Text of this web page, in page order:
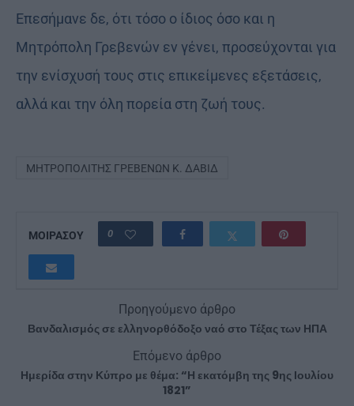
Επεσήμανε δε, ότι τόσο ο ίδιος όσο και η
Μητρόπολη Γρεβενών εν γένει, προσεύχονται για
την ενίσχυσή τους στις επικείμενες εξετάσεις,
αλλά και την όλη πορεία στη ζωή τους.
ΜΗΤΡΟΠΟΛΊΤΗΣ ΓΡΕΒΕΝΏΝ Κ. ΔΑΒΊΔ
ΜΟΙΡΑΣΟΥ 0
Προηγούμενο άρθρο
Βανδαλισμός σε ελληνορθόδοξο ναό στο Τέξας των ΗΠΑ
Επόμενο άρθρο
Ημερίδα στην Κύπρο με θέμα: “Η εκατόμβη της 9ης Ιουλίου
1821”